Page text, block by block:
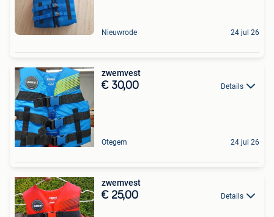
Nieuwrode 24 jul 26
zwemvest
€ 30,00 Details
Otegem 24 jul 26
zwemvest
€ 25,00 Details